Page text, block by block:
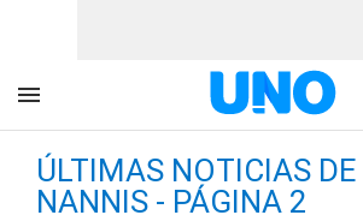
ÚLTIMAS NOTICIAS
NANNIS - PÁGINA 2